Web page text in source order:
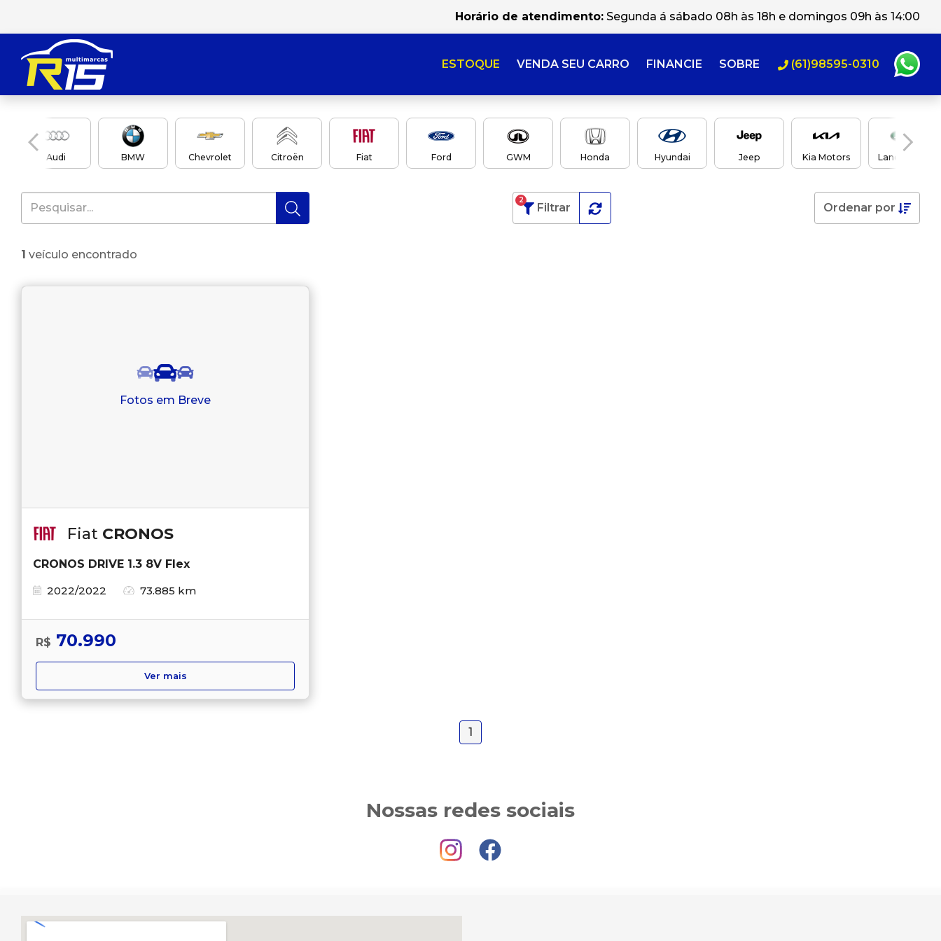
Horário de atendimento: Segunda á sábado 08h às 18h e domingos 09h às 14:00
ESTOQUE VENDA SEU CARRO FINANCIE SOBRE (61)98595-0310
Audi BMW Chevrolet Citroën Fiat Ford GWM Honda Hyundai Jeep Kia Motors Land Rover
Filtrar
2
Ordenar por
1 veículo encontrado
Fotos em Breve
Fiat CRONOS
CRONOS DRIVE 1.3 8V Flex
2022/2022
73.885 km
R$ 70.990
Ver mais
1
Nossas redes sociais